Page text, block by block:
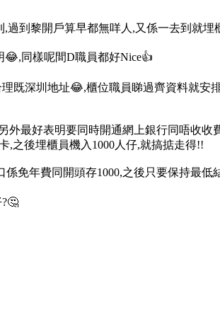
過到黎開戶算早都無咩人,又係一去到就埋
同樣呢間D職員都好Nice👍
既深圳地址😂,櫃位職員睇過齊資料就安
外最好表明要同時開通網上銀行同唔收收
,之後埋櫃員機入1000人仔,就搞掂走得!!
免年費同開頭存1000,之後只要保持最低